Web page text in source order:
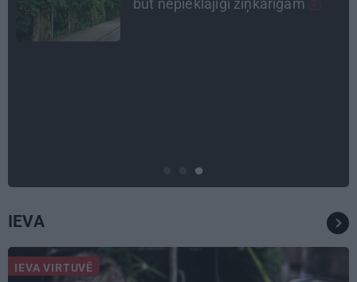
Gardovska par vairāk nekā 50
IEVA
IEVA VIRTUVĒ